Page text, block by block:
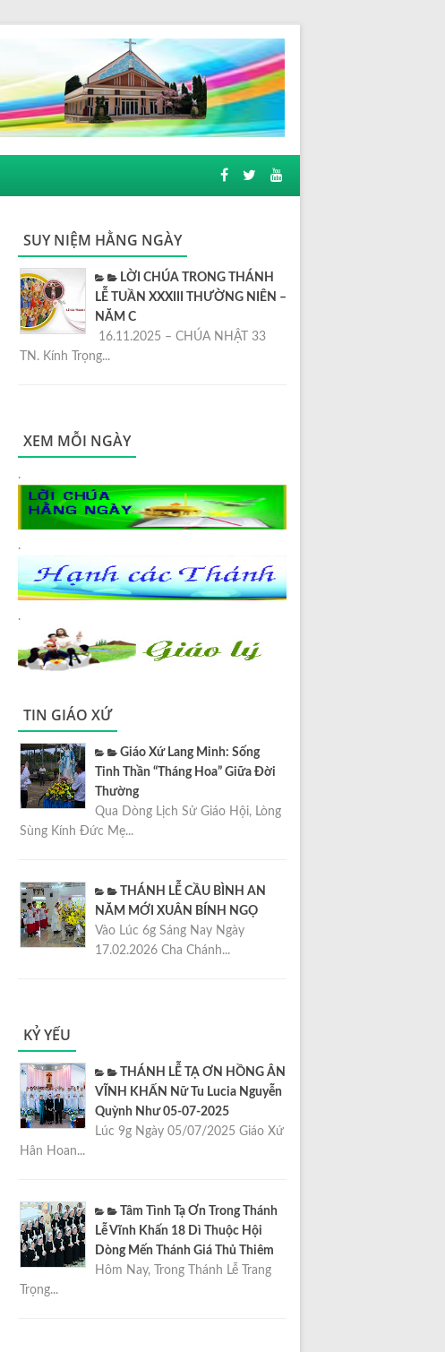
SUY NIỆM HẰNG NGÀY
LỜI CHÚA TRONG THÁNH
LỄ TUẦN XXXIII THƯỜNG NIÊN –
NĂM C
16.11.2025 – CHÚA NHẬT 33
TN. Kính Trọng...
XEM MỖI NGÀY
.
.
.
TIN GIÁO XỨ
Giáo Xứ Lang Minh: Sống
Tinh Thần “Tháng Hoa” Giữa Đời
Thường
Qua Dòng Lịch Sử Giáo Hội, Lòng
Sùng Kính Đức Mẹ...
THÁNH LỄ CẦU BÌNH AN
NĂM MỚI XUÂN BÍNH NGỌ
Vào Lúc 6g Sáng Nay Ngày
17.02.2026 Cha Chánh...
KỶ YẾU
THÁNH LỄ TẠ ƠN HỒNG ÂN
VĨNH KHẤN Nữ Tu Lucia Nguyễn
Quỳnh Như 05-07-2025
Lúc 9g Ngày 05/07/2025 Giáo Xứ
Hân Hoan...
Tâm Tình Tạ Ơn Trong Thánh
Lễ Vĩnh Khấn 18 Dì Thuộc Hội
Dòng Mến Thánh Giá Thủ Thiêm
Hôm Nay, Trong Thánh Lễ Trang
Trọng...